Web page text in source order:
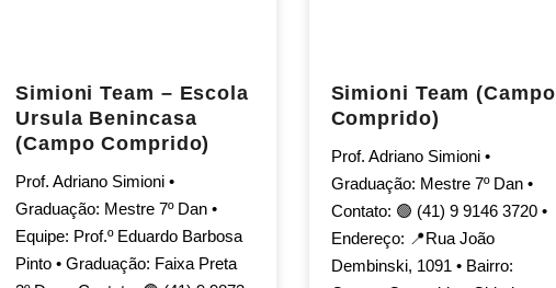
Simioni Team – Escola
Ursula Benincasa
(Campo Comprido)
Prof. Adriano Simioni •
Graduação: Mestre 7º Dan •
Equipe: Prof.º Eduardo Barbosa
Pinto • Graduação: Faixa Preta
Simioni Team (Campo
Comprido)
Prof. Adriano Simioni •
Graduação: Mestre 7º Dan •
Contato: 🟢 (41) 9 9146 3720 •
Endereço: 📍Rua João
Dembinski, 1091 • Bairro: